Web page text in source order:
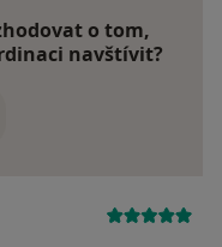
o tom,
navštívit?